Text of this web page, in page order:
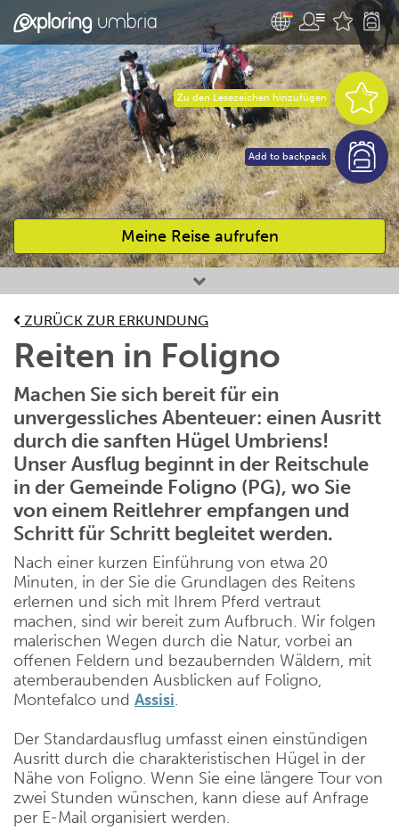
Meine Reise aufrufen
Bevorzugte Aktivitäten
Zu den Lesezeichen hinzufügen
Add to backpack
ZURÜCK ZUR ERKUNDUNG
Reiten in Foligno
Machen Sie sich bereit für ein
unvergessliches Abenteuer: einen Ausritt
durch die sanften Hügel Umbriens!
Unser Ausflug beginnt in der Reitschule
in der Gemeinde Foligno (PG), wo Sie
von einem Reitlehrer empfangen und
Schritt für Schritt begleitet werden.
Nach einer kurzen Einführung von etwa 20
Minuten, in der Sie die Grundlagen des Reitens
erlernen und sich mit Ihrem Pferd vertraut
machen, sind wir bereit zum Aufbruch. Wir folgen
malerischen Wegen durch die Natur, vorbei an
offenen Feldern und bezaubernden Wäldern, mit
atemberaubenden Ausblicken auf Foligno,
Montefalco und Assisi.
Der Standardausflug umfasst einen einstündigen
Ausritt durch die charakteristischen Hügel in der
Nähe von Foligno. Wenn Sie eine längere Tour von
zwei Stunden wünschen, kann diese auf Anfrage
per E-Mail organisiert werden.